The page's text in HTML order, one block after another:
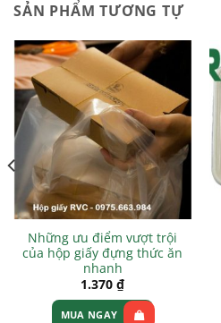
SẢN PHẨM TƯƠNG TỰ
Những ưu điểm vượt trội
của hộp giấy đựng thức ăn
nhanh
1.370 ₫
MUA NGAY